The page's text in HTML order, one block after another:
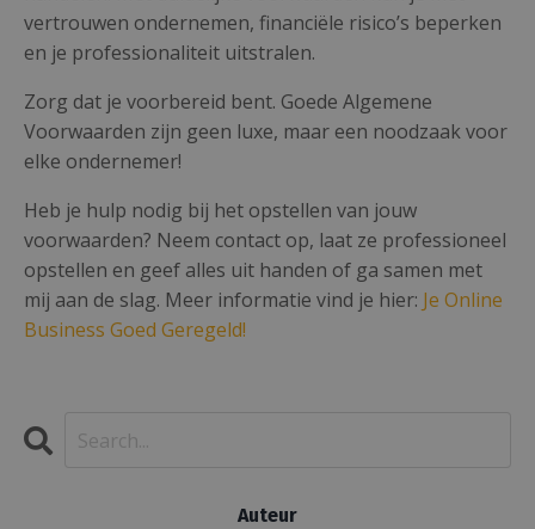
vertrouwen ondernemen, financiële risico’s beperken
en je professionaliteit uitstralen.
Zorg dat je voorbereid bent. Goede Algemene
Voorwaarden zijn geen luxe, maar een noodzaak voor
elke ondernemer!
Heb je hulp nodig bij het opstellen van jouw
voorwaarden? Neem contact op, laat ze professioneel
opstellen en geef alles uit handen of ga samen met
mij aan de slag. Meer informatie vind je hier: Je Online
Business Goed Geregeld!
Auteur